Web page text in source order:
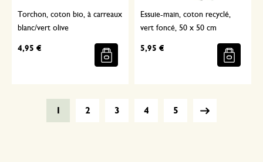
Torchon, coton bio, à carreaux
blanc/vert olive
4,95 €
Essuie-main, coton recyclé,
vert foncé, 50 x 50 cm
5,95 €
2 3 4 5